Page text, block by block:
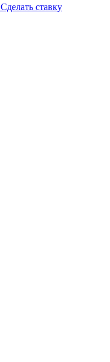
Сделать ставку